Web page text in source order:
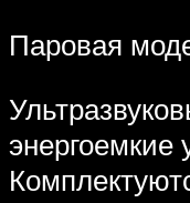
Паровая
энергоемкие